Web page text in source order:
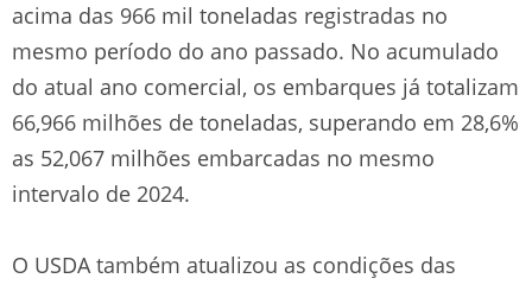
acima das 966 mil toneladas registradas no
mesmo período do ano passado. No acumulado
do atual ano comercial, os embarques já totalizam
66,966 milhões de toneladas, superando em 28,6%
as 52,067 milhões embarcadas no mesmo
intervalo de 2024.
O USDA também atualizou as condições das